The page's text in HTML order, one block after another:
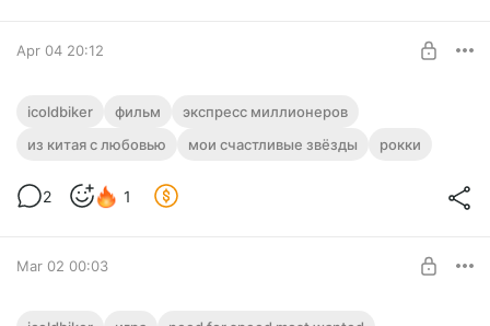
Apr 04 20:12
Level required:
icoldbiker фильм
экспресс миллионеров
из китая с любовью
мои счастливые звёзды рокки
2 1
Mar 02 00:03